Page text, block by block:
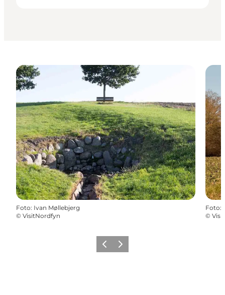
Foto: Ivan Møllebjerg
© VisitNordfyn
Foto:
©
Forrige billede
Næste billede